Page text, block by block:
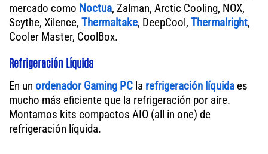
mercado como Noctua, Zalman, Arctic Cooling, NOX,
Scythe, Xilence, Thermaltake, DeepCool, Thermalright,
Cooler Master, CoolBox.
Refrigeración Líquida
En un ordenador Gaming PC la refrigeración líquida es
mucho más eficiente que la refrigeración por aire.
Montamos kits compactos AIO (all in one) de
refrigeración líquida.